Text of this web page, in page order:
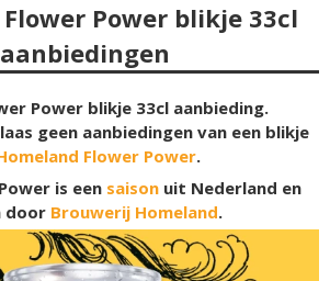
Power blikje 33cl
aanbiedingen
Power blikje 33cl aanbieding.
geen aanbiedingen van een blikje
Flower Power.
is een saison uit Nederland en
door Brouwerij Homeland.